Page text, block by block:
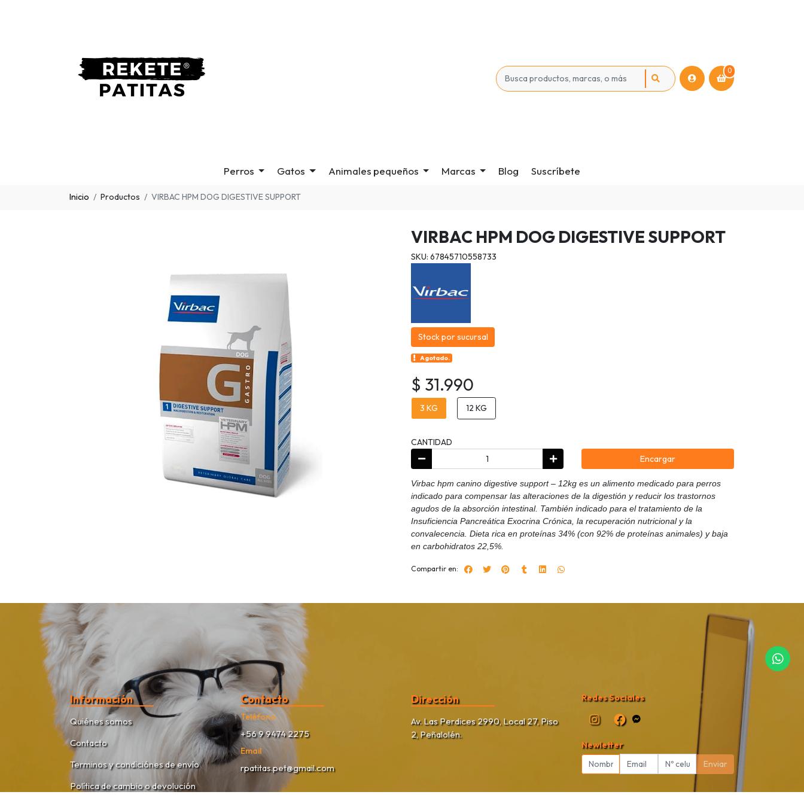
0
Perros Gatos Animales pequeños Marcas Blog Suscríbete
Inicio Productos VIRBAC HPM DOG DIGESTIVE SUPPORT
VIRBAC HPM DOG DIGESTIVE SUPPORT
SKU: 67845710558733
Stock por sucursal
Agotado.
$ 31.990
3 KG 12 KG
CANTIDAD
Encargar
Virbac hpm canino digestive support – 12kg es un alimento medicado para perros
indicado para compensar las alteraciones de la digestión y reducir los trastornos
agudos de la absorción intestinal. También indicado para el tratamiento de la
Insuficiencia Pancreática Exocrina Crónica, la recuperación nutricional y la
convalecencia. Dieta rica en proteínas 34% (con 92% de proteínas animales) y baja
en carbohidratos 22,5%.
Compartir en:
Información
Quiénes somos
Contacto
Terminos y condiciónes de envío
Política de cambio o devolución
Contacto
Teléfono
+56 9 9474 2275
Email
rpatitas.pet@gmail.com
Dirección
Av. Las Perdices 2990, Local 27, Piso
2, Peñalolén.
Redes Sociales
Newletter
Enviar